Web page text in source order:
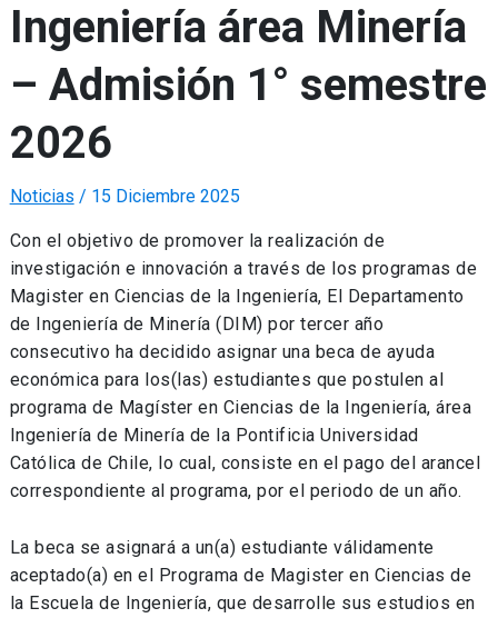
Ingeniería área Minería
– Admisión 1° semestre
2026
Noticias / 15 Diciembre 2025
Con el objetivo de promover la realización de
investigación e innovación a través de los programas de
Magister en Ciencias de la Ingeniería, El Departamento
de Ingeniería de Minería (DIM) por tercer año
consecutivo ha decidido asignar una beca de ayuda
económica para los(las) estudiantes que postulen al
programa de Magíster en Ciencias de la Ingeniería, área
Ingeniería de Minería de la Pontificia Universidad
Católica de Chile, lo cual, consiste en el pago del arancel
correspondiente al programa, por el periodo de un año.
La beca se asignará a un(a) estudiante válidamente
aceptado(a) en el Programa de Magister en Ciencias de
la Escuela de Ingeniería, que desarrolle sus estudios en